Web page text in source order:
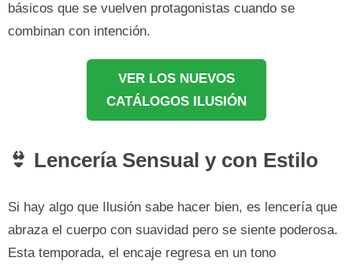
básicos que se vuelven protagonistas cuando se
combinan con intención.
VER LOS NUEVOS
CATÁLOGOS ILUSIÓN
👙 Lencería Sensual y con Estilo
Si hay algo que Ilusión sabe hacer bien, es lencería que
abraza el cuerpo con suavidad pero se siente poderosa.
Esta temporada, el encaje regresa en un tono